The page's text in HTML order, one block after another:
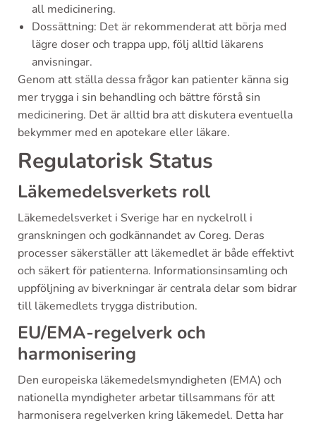
all medicinering.
Dossättning: Det är rekommenderat att börja med
lägre doser och trappa upp, följ alltid läkarens
anvisningar.
Genom att ställa dessa frågor kan patienter känna sig
mer trygga i sin behandling och bättre förstå sin
medicinering. Det är alltid bra att diskutera eventuella
bekymmer med en apotekare eller läkare.
Regulatorisk Status
Läkemedelsverkets roll
Läkemedelsverket i Sverige har en nyckelroll i
granskningen och godkännandet av Coreg. Deras
processer säkerställer att läkemedlet är både effektivt
och säkert för patienterna. Informationsinsamling och
uppföljning av biverkningar är centrala delar som bidrar
till läkemedlets trygga distribution.
EU/EMA-regelverk och
harmonisering
Den europeiska läkemedelsmyndigheten (EMA) och
nationella myndigheter arbetar tillsammans för att
harmonisera regelverken kring läkemedel. Detta har